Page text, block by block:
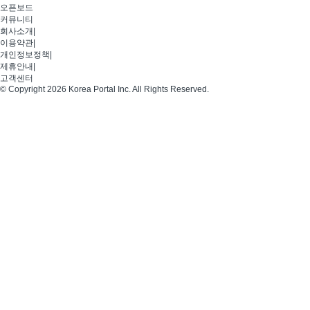
오픈보드
커뮤니티
회사소개
이용약관
개인정보정책
제휴안내
고객센터
© Copyright 2026 Korea Portal Inc. All Rights Reserved.